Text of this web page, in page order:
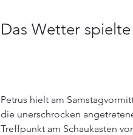
Das Wetter
Petrus hielt am
die unerschrocken
Treffpunkt am Schaukasten